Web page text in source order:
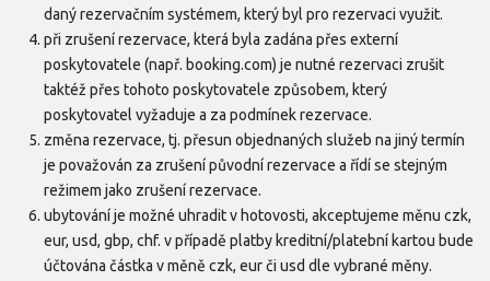
daný rezervačním systémem, který byl pro rezervaci využit.
při zrušení rezervace, která byla zadána přes externí
poskytovatele (např. booking.com) je nutné rezervaci zrušit
taktéž přes tohoto poskytovatele způsobem, který
poskytovatel vyžaduje a za podmínek rezervace.
změna rezervace, tj. přesun objednaných služeb na jiný termín
je považován za zrušení původní rezervace a řídí se stejným
režimem jako zrušení rezervace.
ubytování je možné uhradit v hotovosti, akceptujeme měnu czk,
eur, usd, gbp, chf. v případě platby kreditní/platební kartou bude
účtována částka v měně czk, eur či usd dle vybrané měny.